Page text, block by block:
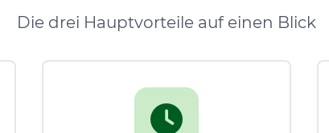
Die drei Hauptvorteile auf einen Blick